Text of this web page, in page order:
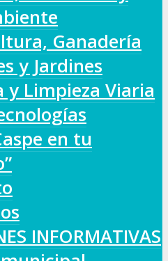
Ganadería
y Jardines
y Limpieza Viaria
en tu
INFORMATIVAS